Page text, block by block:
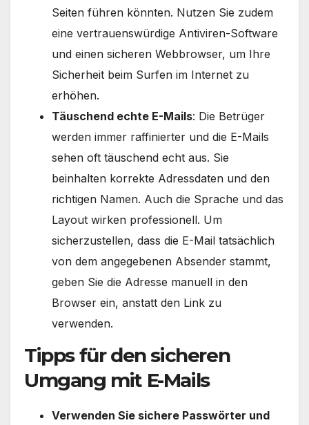
Seiten führen könnten. Nutzen Sie zudem
eine vertrauenswürdige Antiviren-Software
und einen sicheren Webbrowser, um Ihre
Sicherheit beim Surfen im Internet zu
erhöhen.
Täuschend echte E-Mails: Die Betrüger
werden immer raffinierter und die E-Mails
sehen oft täuschend echt aus. Sie
beinhalten korrekte Adressdaten und den
richtigen Namen. Auch die Sprache und das
Layout wirken professionell. Um
sicherzustellen, dass die E-Mail tatsächlich
von dem angegebenen Absender stammt,
geben Sie die Adresse manuell in den
Browser ein, anstatt den Link zu
verwenden.
Tipps für den sicheren
Umgang mit E-Mails
Verwenden Sie sichere Passwörter und